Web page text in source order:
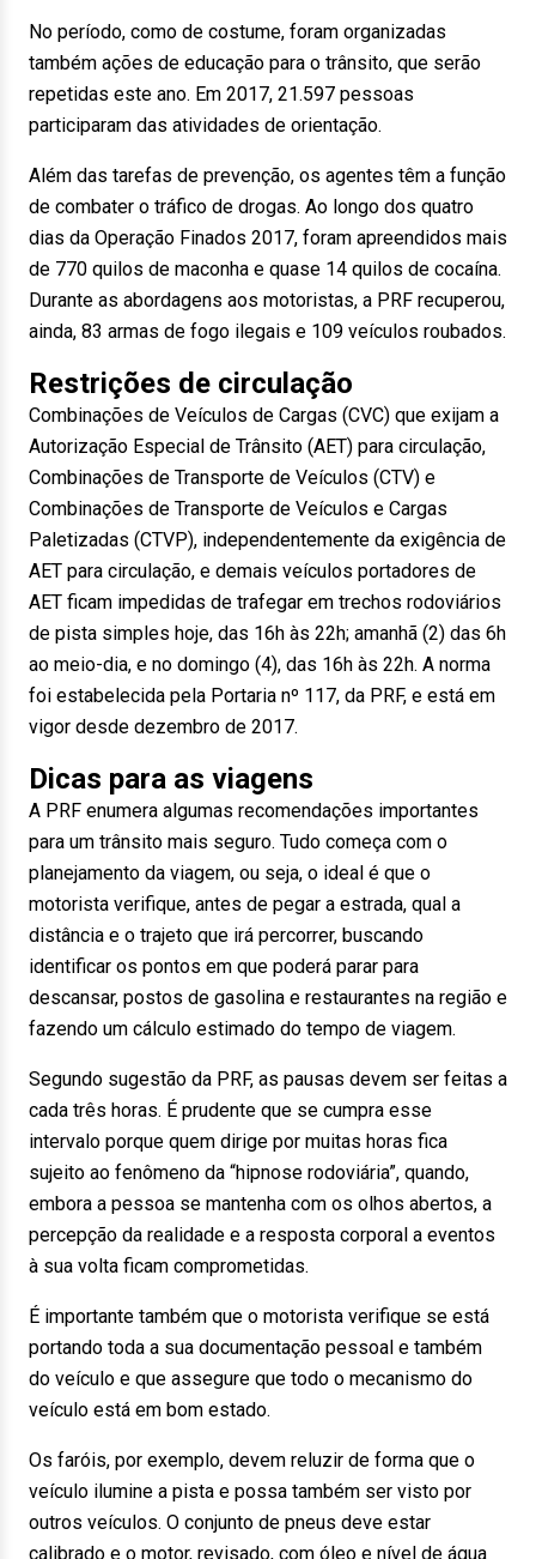
No período, como de costume, foram organizadas
também ações de educação para o trânsito, que serão
repetidas este ano. Em 2017, 21.597 pessoas
participaram das atividades de orientação.
Além das tarefas de prevenção, os agentes têm a função
de combater o tráfico de drogas. Ao longo dos quatro
dias da Operação Finados 2017, foram apreendidos mais
de 770 quilos de maconha e quase 14 quilos de cocaína.
Durante as abordagens aos motoristas, a PRF recuperou,
ainda, 83 armas de fogo ilegais e 109 veículos roubados.
Restrições de circulação
Combinações de Veículos de Cargas (CVC) que exijam a
Autorização Especial de Trânsito (AET) para circulação,
Combinações de Transporte de Veículos (CTV) e
Combinações de Transporte de Veículos e Cargas
Paletizadas (CTVP), independentemente da exigência de
AET para circulação, e demais veículos portadores de
AET ficam impedidas de trafegar em trechos rodoviários
de pista simples hoje, das 16h às 22h; amanhã (2) das 6h
ao meio-dia, e no domingo (4), das 16h às 22h. A norma
foi estabelecida pela Portaria nº 117, da PRF, e está em
vigor desde dezembro de 2017.
Dicas para as viagens
A PRF enumera algumas recomendações importantes
para um trânsito mais seguro. Tudo começa com o
planejamento da viagem, ou seja, o ideal é que o
motorista verifique, antes de pegar a estrada, qual a
distância e o trajeto que irá percorrer, buscando
identificar os pontos em que poderá parar para
descansar, postos de gasolina e restaurantes na região e
fazendo um cálculo estimado do tempo de viagem.
Segundo sugestão da PRF, as pausas devem ser feitas a
cada três horas. É prudente que se cumpra esse
intervalo porque quem dirige por muitas horas fica
sujeito ao fenômeno da “hipnose rodoviária”, quando,
embora a pessoa se mantenha com os olhos abertos, a
percepção da realidade e a resposta corporal a eventos
à sua volta ficam comprometidas.
É importante também que o motorista verifique se está
portando toda a sua documentação pessoal e também
do veículo e que assegure que todo o mecanismo do
veículo está em bom estado.
Os faróis, por exemplo, devem reluzir de forma que o
veículo ilumine a pista e possa também ser visto por
outros veículos. O conjunto de pneus deve estar
calibrado e o motor, revisado, com óleo e nível de água